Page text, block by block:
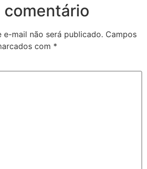
comentário
e-mail não será publicado. Campos
com *